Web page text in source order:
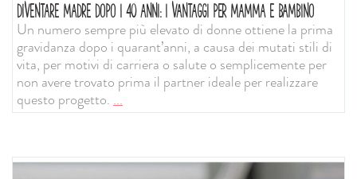
DIVENTARE MADRE DOPO I 40 ANNI: I VANTAGGI PER MAMMA E BAMBINO
Un numero sempre più elevato di donne ottiene la prima
gravidanza dopo i quarant’anni, a causa dei mutati stili di
vita, per motivi di carriera o salute o semplicemente per
non avere trovato prima il partner ideale per realizzare
questo progetto....